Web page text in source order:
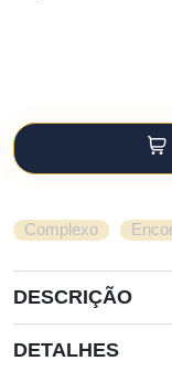
Complexo
DESCRIÇÃO
DETALHES